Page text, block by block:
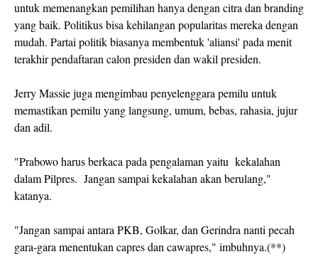
untuk memenangkan pemilihan hanya dengan citra dan branding
yang baik. Politikus bisa kehilangan popularitas mereka dengan
mudah. Partai politik biasanya membentuk 'aliansi' pada menit
terakhir pendaftaran calon presiden dan wakil presiden.
Jerry Massie juga mengimbau penyelenggara pemilu untuk
memastikan pemilu yang langsung, umum, bebas, rahasia, jujur
dan adil.
"Prabowo harus berkaca pada pengalaman yaitu kekalahan
dalam Pilpres. Jangan sampai kekalahan akan berulang,"
katanya.
"Jangan sampai antara PKB, Golkar, dan Gerindra nanti pecah
gara-gara menentukan capres dan cawapres," imbuhnya.(**)